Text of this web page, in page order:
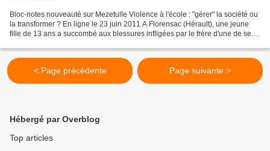
Bloc-notes nouveauté sur Mezetulle Violence à l'école : "gérer" la société ou
la transformer ? En ligne le 23 juin 2011 A Florensac (Hérault), une jeune
fille de 13 ans a succombé aux blessures infligées par le frère d'une de ses
< Page précédente Page suivante >
Hébergé par Overblog
Top articles